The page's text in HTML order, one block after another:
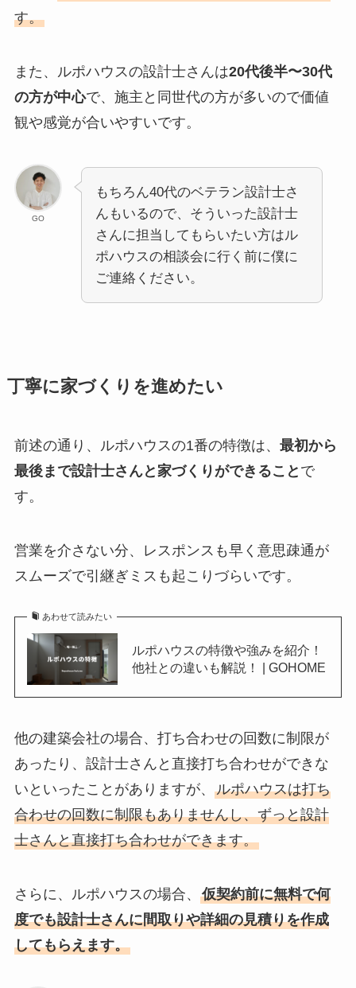
す。
また、ルポハウスの設計士さんは20代後半〜30代
の方が中心で、施主と同世代の方が多いので価値
観や感覚が合いやすいです。
GO
もちろん40代のベテラン設計士さ
んもいるので、そういった設計士
さんに担当してもらいたい方はル
ポハウスの相談会に行く前に僕に
ご連絡ください。
丁寧に家づくりを進めたい
前述の通り、ルポハウスの1番の特徴は、 最初から
最後まで設計士さんと家づくりができること で
す。
営業を介さない分、レスポンスも早く意思疎通が
スムーズで引継ぎミスも起こりづらいです。
あわせて読みたい
ルポハウスの特徴や強みを紹介！
他社との違いも解説！ | GOHOME
他の建築会社の場合、打ち合わせの回数に制限が
あったり、設計士さんと直接打ち合わせができな
いといったことがありますが、 ルポハウスは打ち
合わせの回数に制限もありませんし、ずっと設計
士さんと直接打ち合わせができます。
さらに、ルポハウスの場合、 仮契約前に無料で何
度でも設計士さんに間取りや詳細の見積りを作成
してもらえます。